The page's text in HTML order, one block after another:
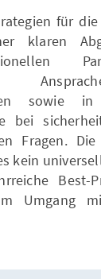
für
klaren
sowie
bei
Fragen.
kein
Best-
Umgang